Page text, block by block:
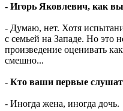
- Игорь Яковлевич, как вы
- Думаю, нет. Хотя
с семьей на Западе. Но это
произведение оценивать
смешно...
- Кто ваши первые
- Иногда жена, иногда дочь.